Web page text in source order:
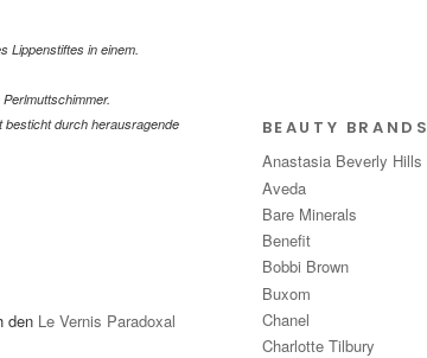
Lippenstiftes in einem.
besticht durch herausragende
den Le Vernis Paradoxal
BEAUTY BRANDS
Anastasia Beverly Hills
Aveda
Bare Minerals
Benefit
Bobbi Brown
Buxom
Chanel
Charlotte Tilbury